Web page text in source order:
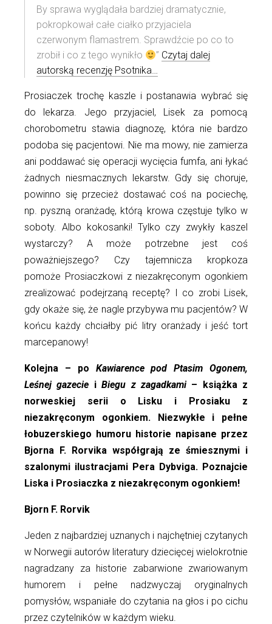
By sprawa wyglądała bardziej dramatycznie,
pokropkował całe ciałko przyjaciela
czerwonym flamastrem. Sprawdźcie po co to
zrobił i co z tego wynikło
” Czytaj dalej
autorską recenzję Psotnika…
Prosiaczek trochę kaszle i postanawia wybrać się
do lekarza. Jego przyjaciel, Lisek za pomocą
chorobometru stawia diagnozę, która nie bardzo
podoba się pacjentowi. Nie ma mowy, nie zamierza
ani poddawać się operacji wycięcia fumfa, ani łykać
żadnych niesmacznych lekarstw. Gdy się choruje,
powinno się przecież dostawać coś na pociechę,
np. pyszną oranżadę, którą krowa częstuje tylko w
soboty. Albo kokosanki! Tylko czy zwykły kaszel
wystarczy? A może potrzebne jest coś
poważniejszego? Czy tajemnicza kropkoza
pomoże Prosiaczkowi z niezakręconym ogonkiem
zrealizować podejrzaną receptę? I co zrobi Lisek,
gdy okaże się, że nagle przybywa mu pacjentów? W
końcu każdy chciałby pić litry oranżady i jeść tort
marcepanowy!
Kolejna – po Kawiarence pod Ptasim Ogonem,
Leśnej gazecie iBiegu z zagadkami– książka z
norweskiej serii o Lisku i Prosiaku z
niezakręconym ogonkiem. Niezwykłe i pełne
łobuzerskiego humoru historie napisane przez
Bjorna F. Rorvika współgrają ze śmiesznymi i
szalonymi ilustracjami Pera Dybviga. Poznajcie
Liska i Prosiaczka z niezakręconym ogonkiem!
Bjorn F. Rorvik
Jeden z najbardziej uznanych i najchętniej czytanych
w Norwegii autorów literatury dziecięcej wielokrotnie
nagradzany za historie zabarwione zwariowanym
humorem i pełne nadzwyczaj oryginalnych
pomysłów, wspaniałe do czytania na głos i po cichu
przez czytelników w każdym wieku.